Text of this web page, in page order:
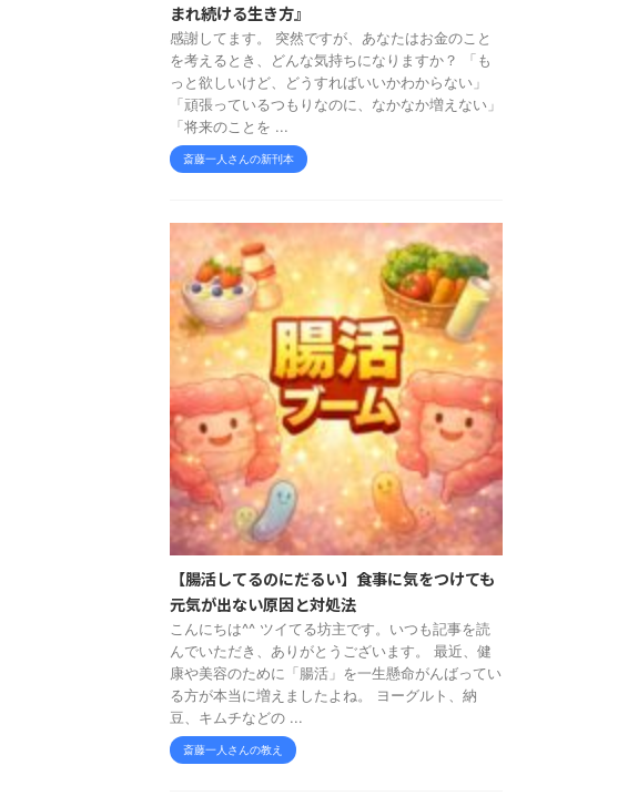
まれ続ける生き方』
感謝してます。 突然ですが、あなたはお金のこと
を考えるとき、どんな気持ちになりますか？ 「も
っと欲しいけど、どうすればいいかわからない」
「頑張っているつもりなのに、なかなか増えない」
「将来のことを ...
斎藤一人さんの新刊本
【腸活してるのにだるい】食事に気をつけても
元気が出ない原因と対処法
こんにちは^^ ツイてる坊主です。いつも記事を読
んでいただき、ありがとうございます。 最近、健
康や美容のために「腸活」を一生懸命がんばってい
る方が本当に増えましたよね。 ヨーグルト、納
豆、キムチなどの ...
斎藤一人さんの教え